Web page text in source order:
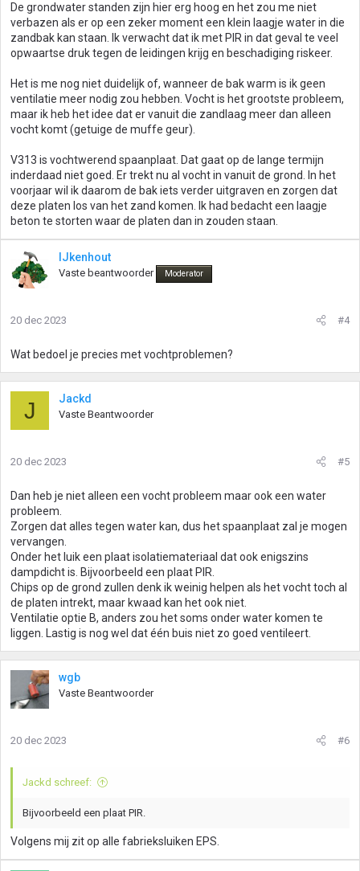
De grondwater standen zijn hier erg hoog en het zou me niet
verbazen als er op een zeker moment een klein laagje water in die
zandbak kan staan. Ik verwacht dat ik met PIR in dat geval te veel
opwaartse druk tegen de leidingen krijg en beschadiging riskeer.
Het is me nog niet duidelijk of, wanneer de bak warm is ik geen
ventilatie meer nodig zou hebben. Vocht is het grootste probleem,
maar ik heb het idee dat er vanuit die zandlaag meer dan alleen
vocht komt (getuige de muffe geur).
V313 is vochtwerend spaanplaat. Dat gaat op de lange termijn
inderdaad niet goed. Er trekt nu al vocht in vanuit de grond. In het
voorjaar wil ik daarom de bak iets verder uitgraven en zorgen dat
deze platen los van het zand komen. Ik had bedacht een laagje
beton te storten waar de platen dan in zouden staan.
IJkenhout
Vaste beantwoorder Moderator
20 dec 2023 #4
Wat bedoel je precies met vochtproblemen?
J Jackd
Vaste Beantwoorder
20 dec 2023 #5
Dan heb je niet alleen een vocht probleem maar ook een water
probleem.
Zorgen dat alles tegen water kan, dus het spaanplaat zal je mogen
vervangen.
Onder het luik een plaat isolatiemateriaal dat ook enigszins
dampdicht is. Bijvoorbeeld een plaat PIR.
Chips op de grond zullen denk ik weinig helpen als het vocht toch al
de platen intrekt, maar kwaad kan het ook niet.
Ventilatie optie B, anders zou het soms onder water komen te
liggen. Lastig is nog wel dat één buis niet zo goed ventileert.
wgb
Vaste Beantwoorder
20 dec 2023 #6
Jackd schreef:
Bijvoorbeeld een plaat PIR.
Volgens mij zit op alle fabrieksluiken EPS.